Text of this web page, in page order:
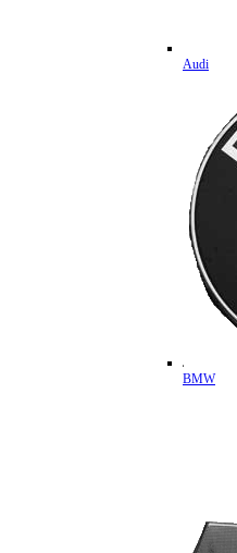
Audi
BMW